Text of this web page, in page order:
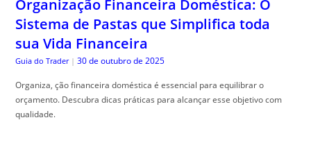
Organização Financeira Doméstica: O
Sistema de Pastas que Simplifica toda
sua Vida Financeira
Guia do Trader | 30 de outubro de 2025
Organiza, ção financeira doméstica é essencial para equilibrar o
orçamento. Descubra dicas práticas para alcançar esse objetivo com
qualidade.